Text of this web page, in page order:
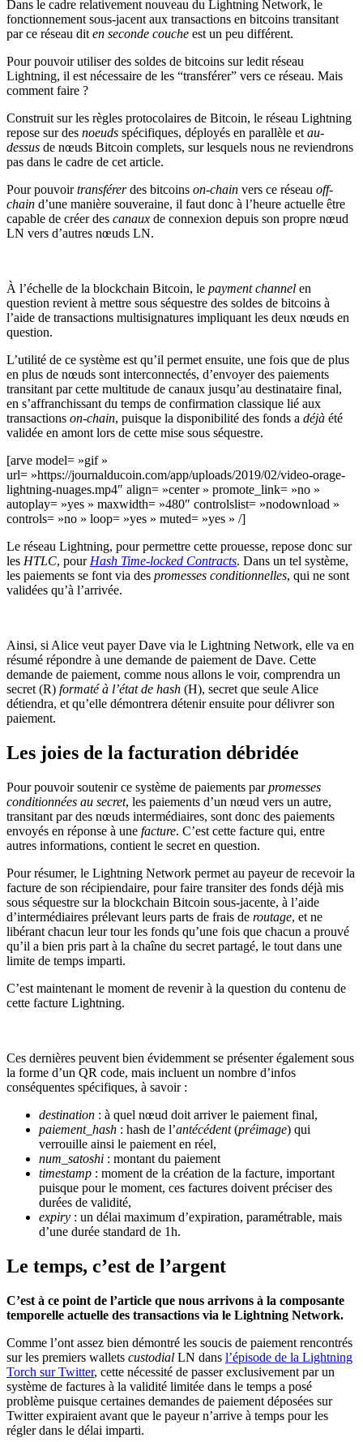
Dans le cadre relativement nouveau du Lightning Network, le
fonctionnement sous-jacent aux transactions en bitcoins transitant
par ce réseau diten seconde couche est un peu différent.
Pour pouvoir utiliser des soldes de bitcoins sur ledit réseau
Lightning, il est nécessaire de les “transférer” vers ce réseau. Mais
comment faire ?
Construit sur les règles protocolaires de Bitcoin, le réseau Lightning
repose sur des noeuds spécifiques, déployés en parallèle etau-
dessus de nœuds Bitcoin complets, sur lesquels nous ne reviendrons
pas dans le cadre de cet article.
Pour pouvoirtransférerdes bitcoins on-chain vers ce réseau off-
chain d’une manière souveraine, il faut donc à l’heure actuelle être
capable de créer des canaux de connexion depuis son propre nœud
LN vers d’autres nœuds LN.
À l’échelle de la blockchain Bitcoin, le payment channel en
question revient à mettre sous séquestre des soldes de bitcoins à
l’aide de transactions multisignatures impliquant les deux nœuds en
question.
L’utilité de ce système est qu’il permet ensuite, une fois que de plus
en plus de nœuds sont interconnectés, d’envoyer des paiements
transitant par cette multitude de canaux jusqu’au destinataire final,
en s’affranchissant du temps de confirmation classique lié aux
transactions on-chain, puisque la disponibilité des fonds a déjà été
validée en amont lors de cette mise sous séquestre.
[arve model= »gif »
url= »https://journalducoin.com/app/uploads/2019/02/video-orage-
lightning-nuages.mp4″ align= »center » promote_link= »no »
autoplay= »yes » maxwidth= »480″ controlslist= »nodownload »
controls= »no » loop= »yes » muted= »yes » /]
Le réseau Lightning, pour permettre cette prouesse, repose donc sur
les HTLC, pourHash Time-locked Contracts. Dans un tel système,
les paiements se font via des promesses conditionnelles, qui ne sont
validées qu’à l’arrivée.
Ainsi, si Alice veut payer Dave via le Lightning Network, elle va en
résumé répondre à une demande de paiement de Dave. Cette
demande de paiement, comme nous allons le voir, comprendra un
secret (R) formaté à l’état de hash (H), secret que seule Alice
détiendra, et qu’elle démontrera détenir ensuite pour délivrer son
paiement.
Les joies de la facturation débridée
Pour pouvoir soutenir ce système de paiements parpromesses
conditionnées au secret, les paiements d’un nœud vers un autre,
transitant par des nœuds intermédiaires, sont donc des paiements
envoyés en réponse à une facture. C’est cette facture qui, entre
autres informations, contient le secret en question.
Pour résumer, le Lightning Network permet au payeur de recevoir la
facture de son récipiendaire, pour faire transiter des fonds déjà mis
sous séquestre sur la blockchain Bitcoin sous-jacente, à l’aide
d’intermédiaires prélevant leurs parts de frais de routage, et ne
libérant chacun leur tour les fonds qu’une fois que chacun a prouvé
qu’il a bien pris part à la chaîne du secret partagé, le tout dans une
limite de temps imparti.
C’est maintenant le moment de revenir à la question du contenu de
cette facture Lightning.
Ces dernières peuvent bien évidemment se présenter également sous
la forme d’un QR code, mais incluent un nombre d’infos
conséquentes spécifiques, à savoir :
destination : à quel nœud doit arriver le paiement final,
paiement_hash : hash de l’antécédent(préimage) qui
verrouille ainsi le paiement en réel,
num_satoshi : montant du paiement
timestamp : moment de la création de la facture, important
puisque pour le moment, ces factures doivent préciser des
durées de validité,
expiry : un délai maximum d’expiration, paramétrable, mais
d’une durée standard de 1h.
Le temps, c’est de l’argent
C’est à ce point de l’article que nous arrivons à la composante
temporelle actuelle des transactions via le Lightning Network.
Comme l’ont assez bien démontré les soucis de paiement rencontrés
sur les premiers wallets custodial LN dans l’épisode de la Lightning
Torch sur Twitter, cette nécessité de passer exclusivement par un
système de factures à la validité limitée dans le temps a posé
problème puisque certaines demandes de paiement déposées sur
Twitter expiraient avant que le payeur n’arrive à temps pour les
régler dans le délai imparti.